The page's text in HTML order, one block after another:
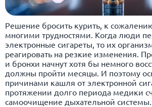
Решение бросить курить, к
многими трудностями. Когда люди
электронные сигареты, то их
реагировать на резкие изменения.
и бронхи начнут хотя бы немного
должны пройти месяцы. И поэтому
причинами кашля от электронной
протяжении долго периода медики
самоочищение дыхательной системы.